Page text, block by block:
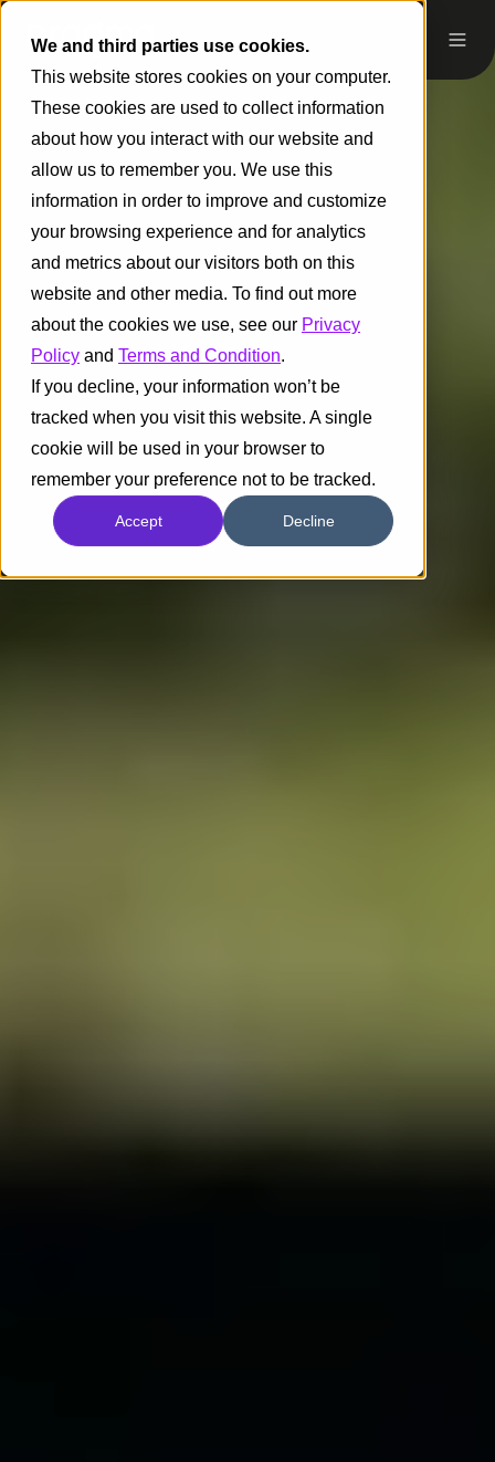
We and third parties use cookies.
This website stores cookies on your computer.
These cookies are used to collect information
about how you interact with our website and
allow us to remember you. We use this
information in order to improve and customize
your browsing experience and for analytics
and metrics about our visitors both on this
website and other media. To find out more
about the cookies we use, see our Privacy
Policy and Terms and Condition.
If you decline, your information won’t be
tracked when you visit this website. A single
cookie will be used in your browser to
remember your preference not to be tracked.
Accept Decline